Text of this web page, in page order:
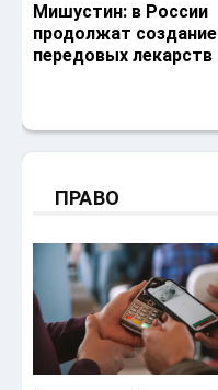
Мишустин: в России
продолжат создание
передовых лекарств
ПРАВО